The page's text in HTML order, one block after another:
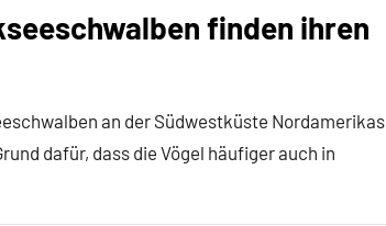
finden ihren
an der Südwestküste Nordamerikas
dafür, dass die Vögel häufiger auch in